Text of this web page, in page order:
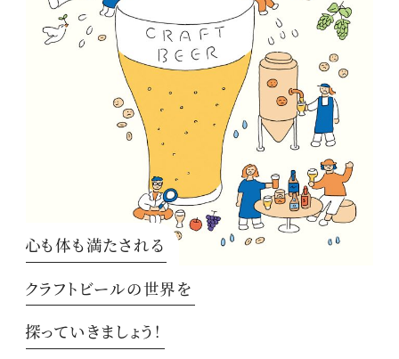
心も体も満たされる
クラフトビールの世界を
探っていきましょう！